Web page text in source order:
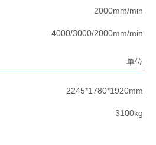
2000mm/min
4000/3000/2000mm/min
单位
2245*1780*1920mm
3100kg